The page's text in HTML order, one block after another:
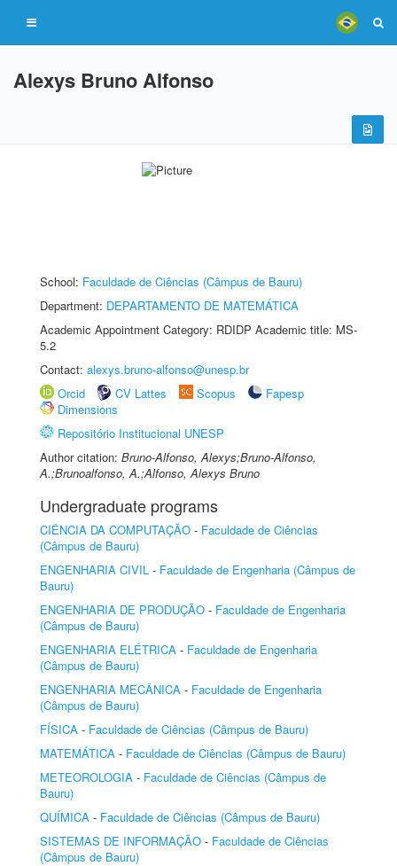
Alexys Bruno Alfonso
School: Faculdade de Ciências (Câmpus de Bauru)
Department: DEPARTAMENTO DE MATEMÁTICA
Academic Appointment Category: RDIDP Academic title: MS-
5.2
Contact: alexys.bruno-alfonso@unesp.br
Orcid
CV Lattes Scopus
Fapesp
Dimensions
Repositório Institucional UNESP
Author citation: Bruno-Alfonso, Alexys;Bruno-Alfonso,
A.;Brunoalfonso, A.;Alfonso, Alexys Bruno
Undergraduate programs
CIÊNCIA DA COMPUTAÇÃO - Faculdade de Ciências
(Câmpus de Bauru)
ENGENHARIA CIVIL - Faculdade de Engenharia (Câmpus de
Bauru)
ENGENHARIA DE PRODUÇÃO - Faculdade de Engenharia
(Câmpus de Bauru)
ENGENHARIA ELÉTRICA - Faculdade de Engenharia
(Câmpus de Bauru)
ENGENHARIA MECÂNICA - Faculdade de Engenharia
(Câmpus de Bauru)
FÍSICA - Faculdade de Ciências (Câmpus de Bauru)
MATEMÁTICA - Faculdade de Ciências (Câmpus de Bauru)
METEOROLOGIA - Faculdade de Ciências (Câmpus de
Bauru)
QUÍMICA - Faculdade de Ciências (Câmpus de Bauru)
SISTEMAS DE INFORMAÇÃO - Faculdade de Ciências
(Câmpus de Bauru)